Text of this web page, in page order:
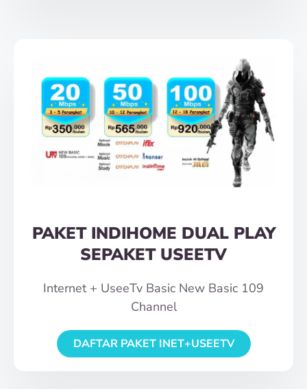
PAKET INDIHOME DUAL PLAY
SEPAKET USEETV
Internet + UseeTv Basic New Basic 109
Channel
DAFTAR PAKET INET+USEETV